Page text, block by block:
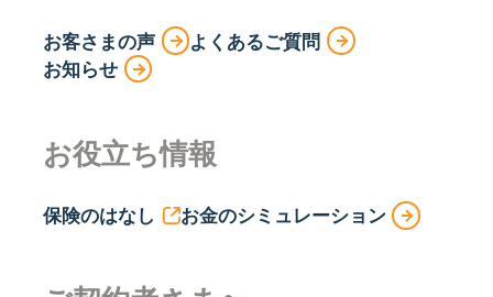
お客さまの声
よくあるご質問
お知らせ
お役立ち情報
保険のはなし お金のシミュレーション